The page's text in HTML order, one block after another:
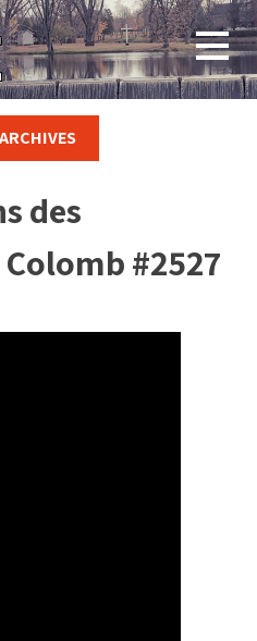
des
#2527